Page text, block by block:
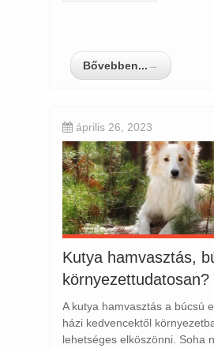
Bővebben... →
április 26, 2023
Kutya hamvasztás,
környezettudatosan?
A kutya hamvasztás a búcsú
házi kedvencektől
lehetséges elköszönni. Soha